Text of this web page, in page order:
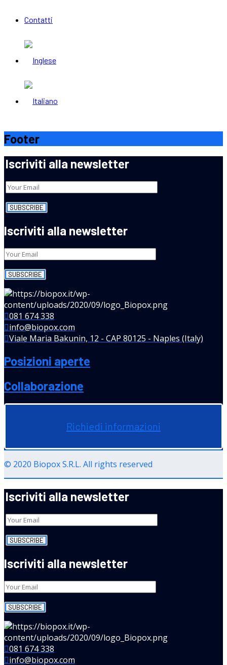
Contatti
Footer
Iscriviti alla newsletter
Iscriviti alla newsletter
081 674 338
info@biopox.com
Viale Maria Bakunin, 12 - CAP 80125 - Naples (Italy)
Posizioni aperte
Collaborazione
Richiedi informazioni
© 2020 Biopox S.R.L. All rights reserved
Iscriviti alla newsletter
Iscriviti alla newsletter
081 674 338
info@biopox.com